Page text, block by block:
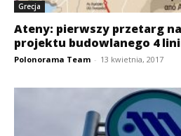
Grecja
Ateny: pierwszy przetarg
projektu budowlanego 4
Polonorama Team - 13 kwietnia, 2017